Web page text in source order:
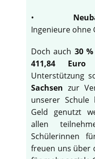
•
Ingenieure ohne
Doch auch 30 %
411,84 Euro
Unterstützung
Sachsen zur
unserer
Geld genutzt
allen
Schülerinnen
freuen uns über